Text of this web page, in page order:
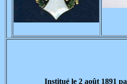
Institué le 2 août 1891